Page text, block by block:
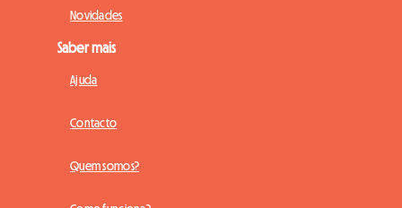
Novidades
Saber mais
Ajuda
Contacto
Quem somos?